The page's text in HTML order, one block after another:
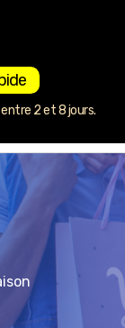
entre 2 et 8 jours.